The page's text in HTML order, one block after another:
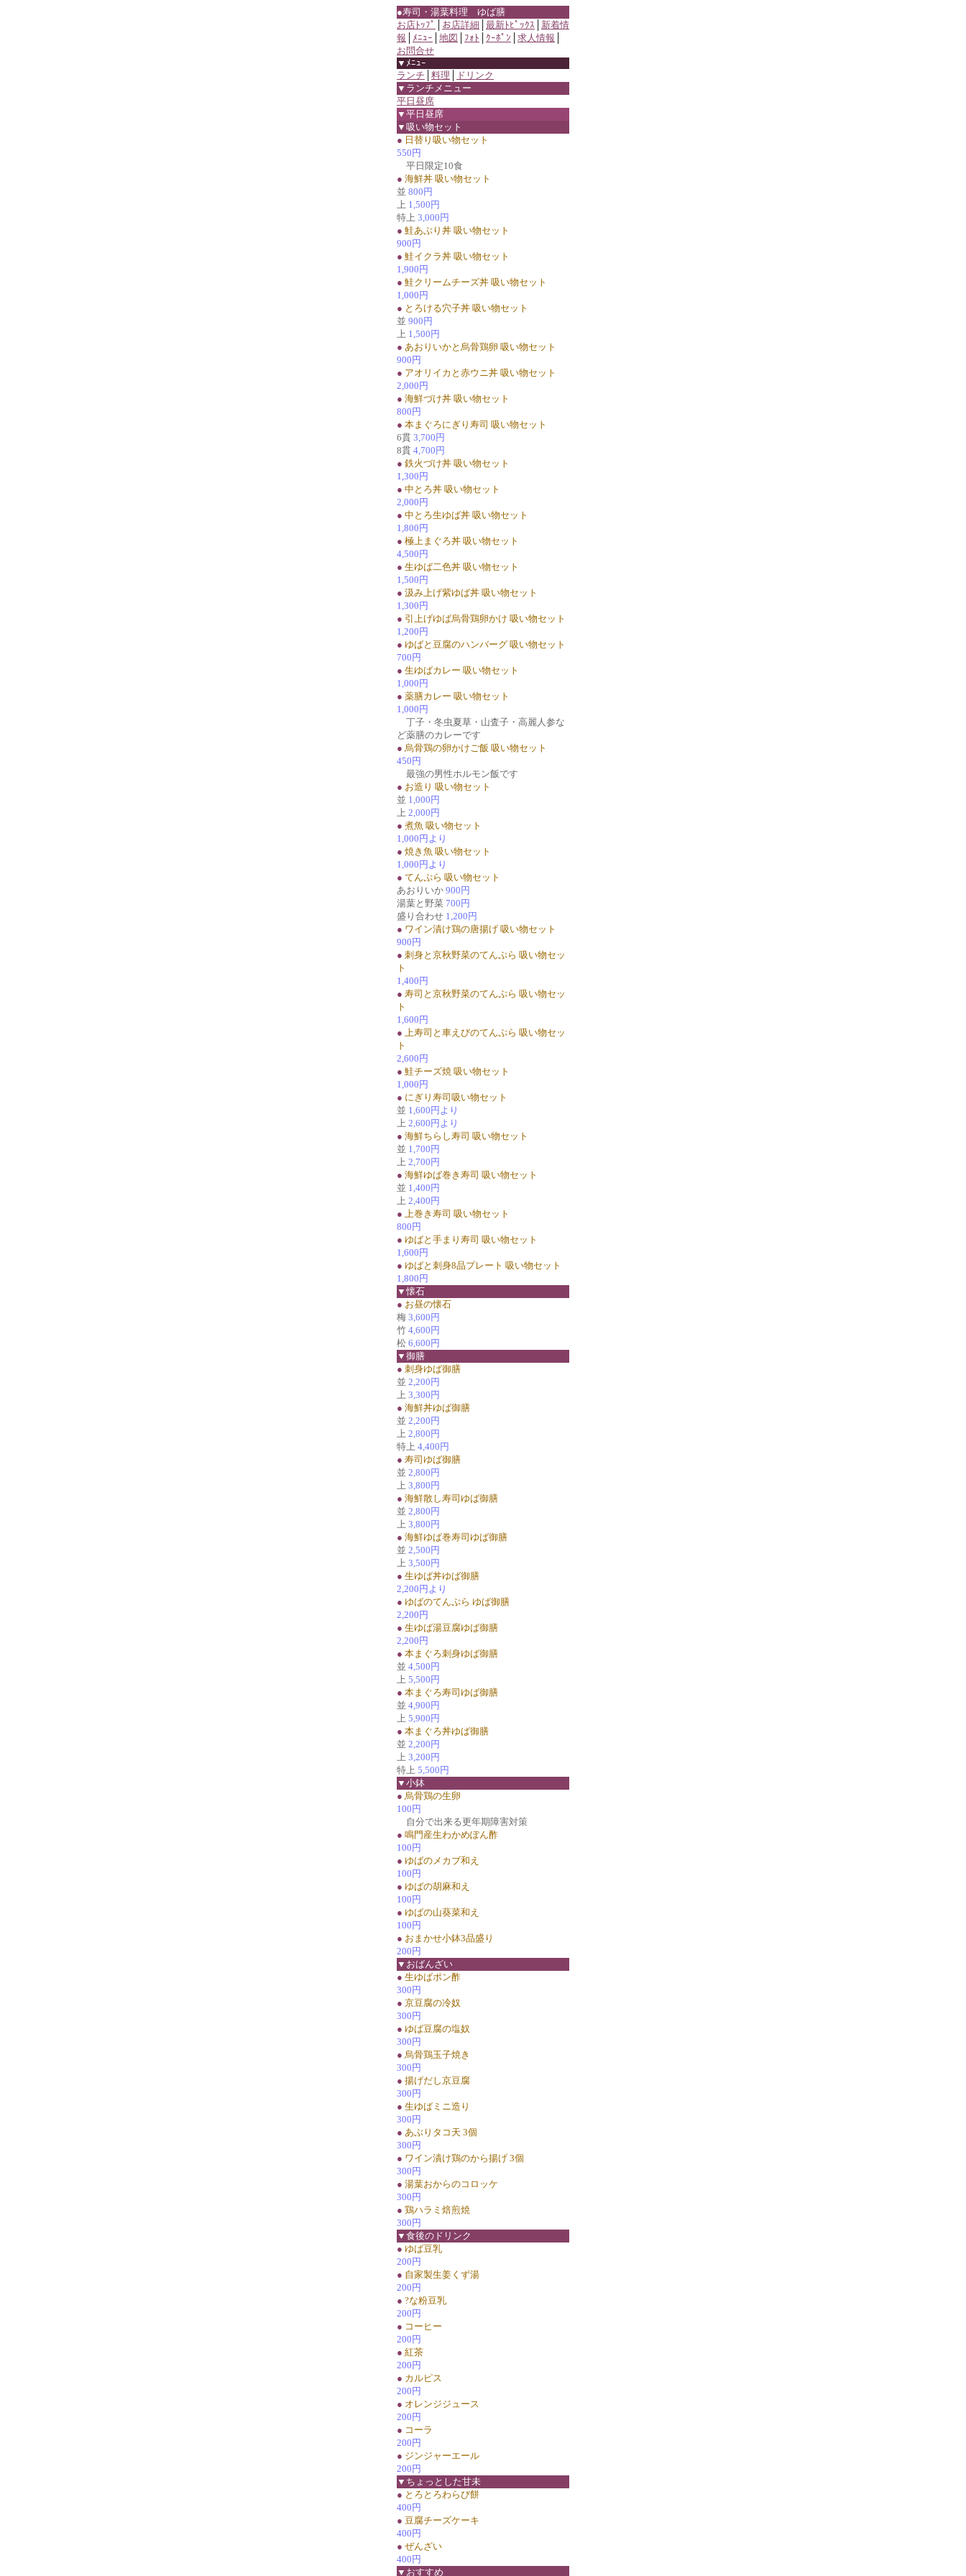
●寿司・湯葉料理 ゆば膳
お店ﾄｯﾌﾟ
お店詳細 最新ﾄﾋﾟｯｸｽ
新着情
報
ﾒﾆｭｰ 地図 ﾌｫﾄ ｸｰﾎﾟﾝ 求人情報
お問合せ
▼ﾒﾆｭｰ
ランチ
料理
ドリンク
▼ランチメニュー
平日昼席
▼平日昼席
▼吸い物セット
● 日替り吸い物セット
550円
平日限定10食
● 海鮮丼 吸い物セット
並 800円
上 1,500円
特上 3,000円
● 鮭あぶり丼 吸い物セット
900円
● 鮭イクラ丼 吸い物セット
1,900円
● 鮭クリームチーズ丼 吸い物セット
1,000円
● とろける穴子丼 吸い物セット
並 900円
上 1,500円
● あおりいかと烏骨鶏卵 吸い物セット
900円
● アオリイカと赤ウニ丼 吸い物セット
2,000円
● 海鮮づけ丼 吸い物セット
800円
● 本まぐろにぎり寿司 吸い物セット
6貫 3,700円
8貫 4,700円
● 鉄火づけ丼 吸い物セット
1,300円
● 中とろ丼 吸い物セット
2,000円
● 中とろ生ゆば丼 吸い物セット
1,800円
● 極上まぐろ丼 吸い物セット
4,500円
● 生ゆば二色丼 吸い物セット
1,500円
● 汲み上げ紫ゆば丼 吸い物セット
1,300円
● 引上げゆば烏骨鶏卵かけ 吸い物セット
1,200円
● ゆばと豆腐のハンバーグ 吸い物セット
700円
● 生ゆばカレー 吸い物セット
1,000円
● 薬膳カレー 吸い物セット
1,000円
丁子・冬虫夏草・山査子・高麗人参な
ど薬膳のカレーです
● 烏骨鶏の卵かけご飯 吸い物セット
450円
最強の男性ホルモン飯です
● お造り 吸い物セット
並 1,000円
上 2,000円
● 煮魚 吸い物セット
1,000円より
● 焼き魚 吸い物セット
1,000円より
● てんぷら 吸い物セット
あおりいか 900円
湯葉と野菜 700円
盛り合わせ 1,200円
● ワイン漬け鶏の唐揚げ 吸い物セット
900円
● 刺身と京秋野菜のてんぷら 吸い物セッ
ト
1,400円
● 寿司と京秋野菜のてんぷら 吸い物セッ
ト
1,600円
● 上寿司と車えびのてんぷら 吸い物セッ
ト
2,600円
● 鮭チーズ焼 吸い物セット
1,000円
● にぎり寿司吸い物セット
並 1,600円より
上 2,600円より
● 海鮮ちらし寿司 吸い物セット
並 1,700円
上 2,700円
● 海鮮ゆば巻き寿司 吸い物セット
並 1,400円
上 2,400円
● 上巻き寿司 吸い物セット
800円
● ゆばと手まり寿司 吸い物セット
1,600円
● ゆばと刺身8品プレート 吸い物セット
1,800円
▼懐石
● お昼の懐石
梅 3,600円
竹 4,600円
松 6,600円
▼御膳
● 刺身ゆば御膳
並 2,200円
上 3,300円
● 海鮮丼ゆば御膳
並 2,200円
上 2,800円
特上 4,400円
● 寿司ゆば御膳
並 2,800円
上 3,800円
● 海鮮散し寿司ゆば御膳
並 2,800円
上 3,800円
● 海鮮ゆば巻寿司ゆば御膳
並 2,500円
上 3,500円
● 生ゆば丼ゆば御膳
2,200円より
● ゆばのてんぷら ゆば御膳
2,200円
● 生ゆば湯豆腐ゆば御膳
2,200円
● 本まぐろ刺身ゆば御膳
並 4,500円
上 5,500円
● 本まぐろ寿司ゆば御膳
並 4,900円
上 5,900円
● 本まぐろ丼ゆば御膳
並 2,200円
上 3,200円
特上 5,500円
▼小鉢
● 烏骨鶏の生卵
100円
自分で出来る更年期障害対策
● 鳴門産生わかめぽん酢
100円
● ゆばのメカブ和え
100円
● ゆばの胡麻和え
100円
● ゆばの山葵菜和え
100円
● おまかせ小鉢3品盛り
200円
▼おばんざい
● 生ゆばポン酢
300円
● 京豆腐の冷奴
300円
● ゆば豆腐の塩奴
300円
● 烏骨鶏玉子焼き
300円
● 揚げだし京豆腐
300円
● 生ゆばミニ造り
300円
● あぶりタコ天 3個
300円
● ワイン漬け鶏のから揚げ 3個
300円
● 湯葉おからのコロッケ
300円
● 鶏ハラミ焙煎焼
300円
▼食後のドリンク
● ゆば豆乳
200円
● 自家製生姜くず湯
200円
● ?な粉豆乳
200円
● コーヒー
200円
● 紅茶
200円
● カルピス
200円
● オレンジジュース
200円
● コーラ
200円
● ジンジャーエール
200円
▼ちょっとした甘未
● とろとろわらび餅
400円
● 豆腐チーズケーキ
400円
● ぜんざい
400円
▼おすすめ